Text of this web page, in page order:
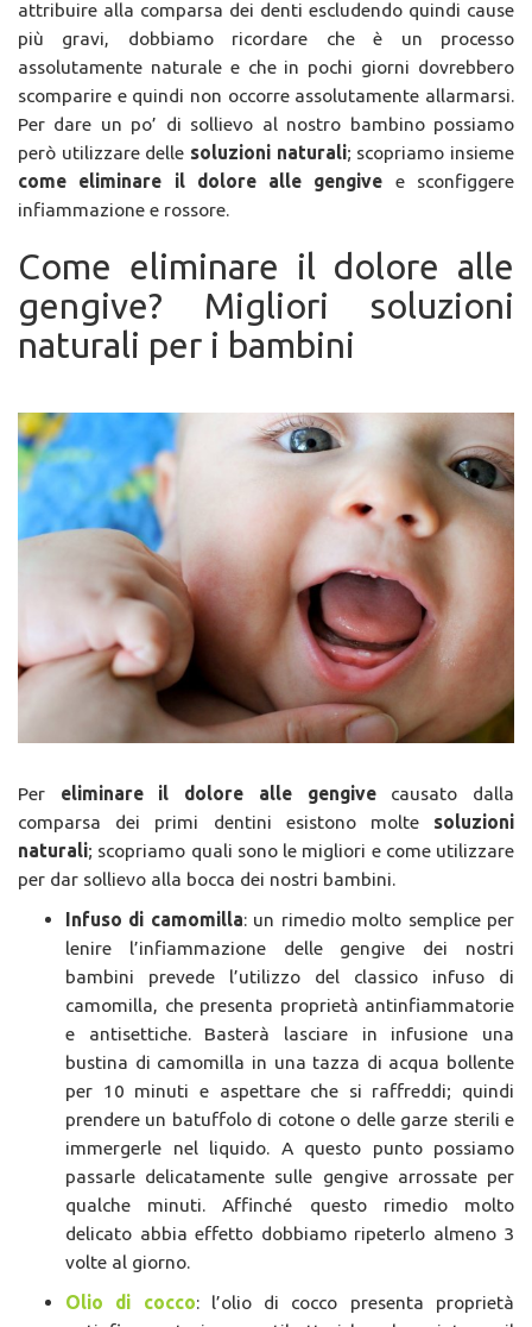
attribuire alla comparsa dei denti escludendo quindi cause
più gravi, dobbiamo ricordare che è un processo
assolutamente naturale e che in pochi giorni dovrebbero
scomparire e quindi non occorre assolutamente allarmarsi.
Per dare un po’ di sollievo al nostro bambino possiamo
però utilizzare delle soluzioni naturali; scopriamo insieme
come eliminare il dolore alle gengive e sconfiggere
infiammazione e rossore.
Come eliminare il dolore alle
gengive? Migliori soluzioni
naturali per i bambini
Per eliminare il dolore alle gengivecausato dalla
comparsa dei primi dentini esistono molte soluzioni
naturali; scopriamo quali sono le migliori e come utilizzare
per dar sollievo alla bocca dei nostri bambini.
Infuso di camomilla: un rimedio molto semplice per
lenire l’infiammazione delle gengive dei nostri
bambini prevede l’utilizzo del classico infuso di
camomilla, che presenta proprietà antinfiammatorie
e antisettiche. Basterà lasciare in infusione una
bustina di camomilla in una tazza di acqua bollente
per 10 minuti e aspettare che si raffreddi; quindi
prendere un batuffolo di cotone o delle garze sterili e
immergerle nel liquido. A questo punto possiamo
passarle delicatamente sulle gengive arrossate per
qualche minuti. Affinché questo rimedio molto
delicato abbia effetto dobbiamo ripeterlo almeno 3
volte al giorno.
Olio di cocco: l’olio di cocco presenta proprietà